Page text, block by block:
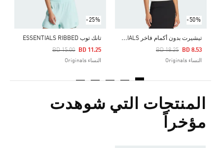
-50%
ت
يشيرت بدون أكمام فاخر ESSENTIALS
Price Reduced From
BD 18.25
To BD 8.53
النساء Originals
-25%
تانك توب ESSENTIALS RIBBED
Price Reduced From
BD 15.00
To BD 11.25
النساء Originals
المنتجات التي شوهدت
مؤخراً